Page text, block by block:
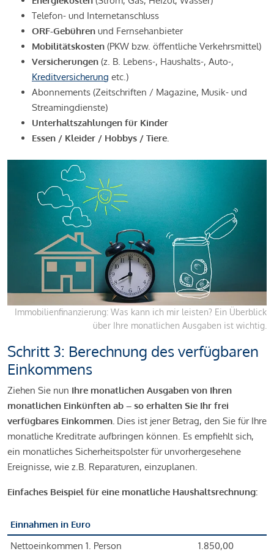
Telefon- und Internetanschluss
ORF-Gebühren und Fernsehanbieter
Mobilitätskosten (PKW bzw. öffentliche Verkehrsmittel)
Versicherungen (z. B. Lebens-, Haushalts-, Auto-,
Kreditversicherung etc.)
Abonnements (Zeitschriften / Magazine, Musik- und
Streamingdienste)
Unterhaltszahlungen für Kinder
Essen / Kleider / Hobbys / Tiere.
Immobilienfinanzierung: Was kann ich mir leisten? Ein Überblick
über Ihre monatlichen Ausgaben ist wichtig.
Schritt 3: Berechnung des verfügbaren
Einkommens
Ziehen Sie nun Ihre monatlichen Ausgaben von Ihren
monatlichen Einkünften ab – so erhalten Sie Ihr frei
verfügbares Einkommen. Dies ist jener Betrag, den Sie für Ihre
monatliche Kreditrate aufbringen können. Es empfiehlt sich,
ein monatliches Sicherheitspolster für unvorhergesehene
Ereignisse, wie z.B. Reparaturen, einzuplanen.
Einfaches Beispiel für eine monatliche Haushaltsrechnung:
Einnahmen in Euro
Nettoeinkommen 1. Person
1.850,00